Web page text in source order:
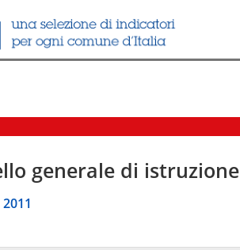
generale di istruzione